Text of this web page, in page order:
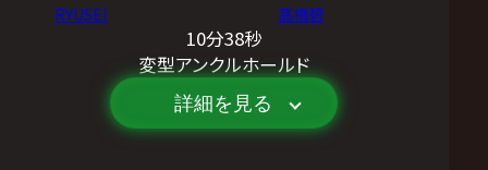
RYUSEI 髙橋碧
10分38秒
変型アンクルホールド
詳細を見る